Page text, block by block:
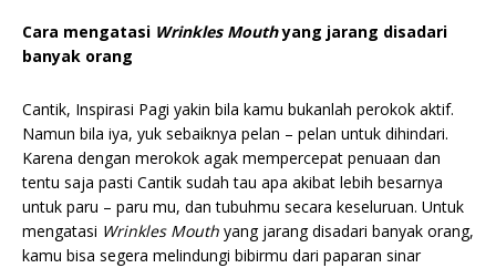
Cara mengatasi Wrinkles Mouthyang jarang disadari
banyak orang
Cantik, Inspirasi Pagi yakin bila kamu bukanlah perokok aktif.
Namun bila iya, yuk sebaiknya pelan – pelan untuk dihindari.
Karena dengan merokok agak mempercepat penuaan dan
tentu saja pasti Cantik sudah tau apa akibat lebih besarnya
untuk paru – paru mu, dan tubuhmu secara keseluruan. Untuk
mengatasi Wrinkles Mouth yang jarang disadari banyak orang,
kamu bisa segera melindungi bibirmu dari paparan sinar